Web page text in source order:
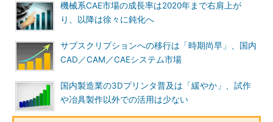
機械系CAE市場の成長率は2020年まで右肩上が
り、以降は徐々に鈍化へ
サブスクリプションへの移行は「時期尚早」、国内
CAD／CAM／CAEシステム市場
国内製造業の3Dプリンタ普及は「緩やか」、試作
や冶具製作以外での活用は少ない